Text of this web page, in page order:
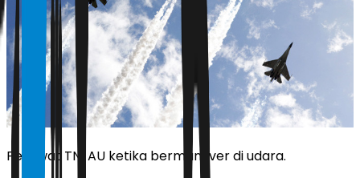
Pesawat TNI AU ketika bermanuver di udara.